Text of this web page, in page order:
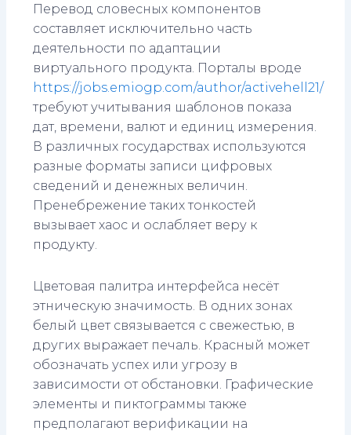
Перевод словесных компонентов
составляет исключительно часть
деятельности по адаптации
виртуального продукта. Порталы вроде
https://jobs.emiogp.com/author/activehell21/
требуют учитывания шаблонов показа
дат, времени, валют и единиц измерения.
В различных государствах используются
разные форматы записи цифровых
сведений и денежных величин.
Пренебрежение таких тонкостей
вызывает хаос и ослабляет веру к
продукту.
Цветовая палитра интерфейса несёт
этническую значимость. В одних зонах
белый цвет связывается с свежестью, в
других выражает печаль. Красный может
обозначать успех или угрозу в
зависимости от обстановки. Графические
элементы и пиктограммы также
предполагают верификации на